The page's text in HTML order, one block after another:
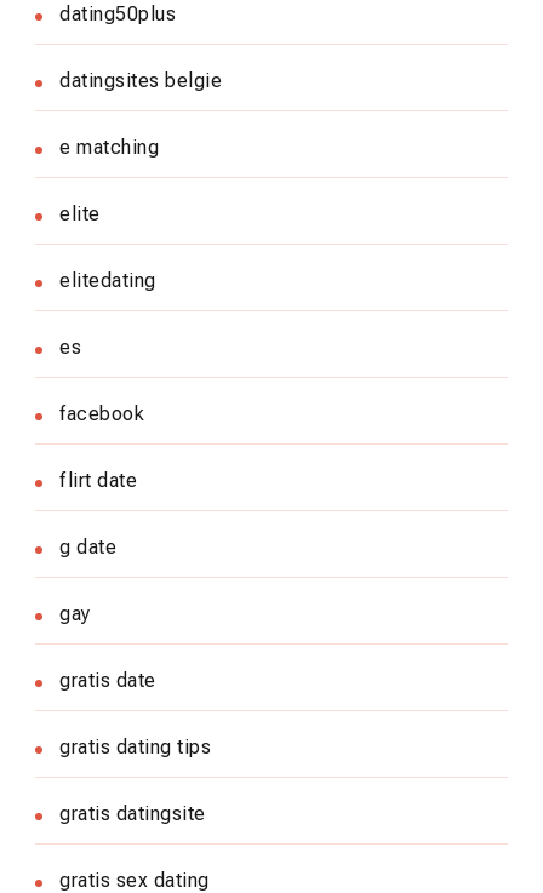
dating50plus
datingsites belgie
e matching
elite
elitedating
es
facebook
flirt date
g date
gay
gratis date
gratis dating tips
gratis datingsite
gratis sex dating